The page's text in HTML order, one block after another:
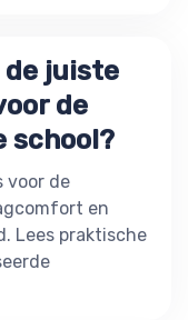
de juiste
de
school?
voor de
en
Lees praktische